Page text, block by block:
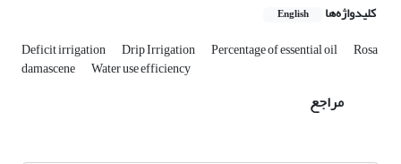
کلیدواژه‌ها English
Deficit irrigation Drip Irrigation Percentage of essential oil Rosa
damascene Water use efficiency
مراجع